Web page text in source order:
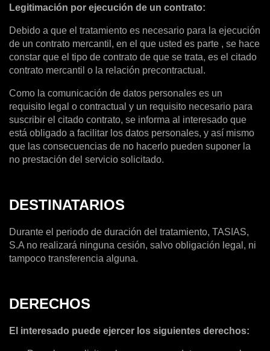
Legitimación por ejecución de un contrato:
Debido a que el tratamiento es necesario para la ejecución
de un contrato mercantil, en el que usted es parte , se hace
constar que el tipo de contrato de que se trata, es el citado
contrato mercantil o la relación precontractual.
Como la comunicación de datos personales es un
requisito legal o contractual y un requisito necesario para
suscribir el citado contrato, se informa al interesado que
está obligado a facilitar los datos personales, y así mismo
que las consecuencias de no hacerlo pueden suponer la
no prestación del servicio solicitado.
DESTINATARIOS
Durante el periodo de duración del tratamiento, TASIAS,
S.A no realizará ninguna cesión, salvo obligación legal, ni
tampoco transferencia alguna.
DERECHOS
El interesado puede ejercer los siguientes derechos: